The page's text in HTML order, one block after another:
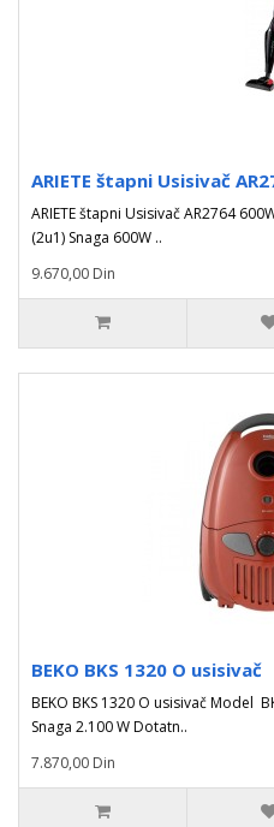
ARIETE štapni Usisivač
ARIETE štapni Usisivač AR2764
(2u1) Snaga 600W ..
9.670,00 Din
BEKO BKS 1320 O usisivač
BEKO BKS 1320 O usisivač Model
Snaga 2.100 W Dotatn..
7.870,00 Din